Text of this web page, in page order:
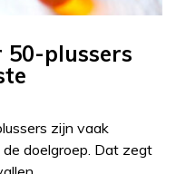
50-plussers
zijn vaak
doelgroep. Dat zegt